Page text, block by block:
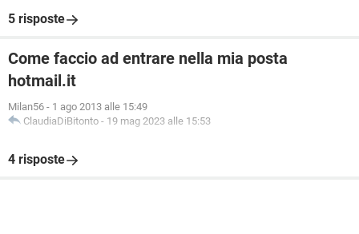
5 risposte
Come faccio ad entrare nella mia posta
hotmail.it
Milan56 - 1 ago 2013 alle 15:49
ClaudiaDiBitonto - 19 mag 2023 alle 15:53
4 risposte